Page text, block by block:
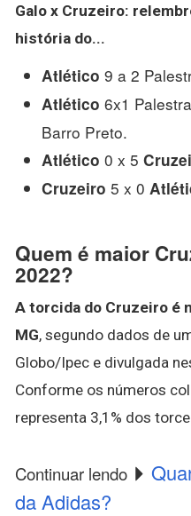
Galo x Cruzeiro:
história do...
Atlético 9 a 2
Atlético 6x1
Barro Preto.
Atlético 0 x 5
Cruzeiro 5 x 0
Quem é maior
2022?
A torcida do Cruzeiro é
MG, segundo dados de
Globo/Ipec e divulgada
Conforme os números
representa 3,1% dos
Continuar lendo
da Adidas?